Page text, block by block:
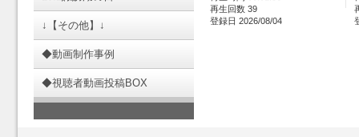
↓【その他】↓
◆動画制作事例
◆視聴者動画投稿BOX
再生回数 39
登録日 2026/08/04